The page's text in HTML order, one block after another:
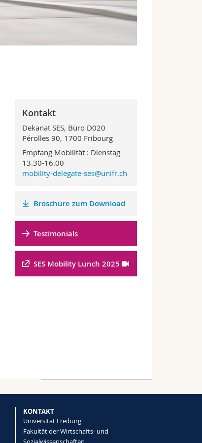
Kontakt
Dekanat SES, Büro D020
Pérolles 90, 1700 Fribourg
Empfang Mobilität : Dienstag
13.30-16.00
mobility-delegate-ses@unifr.ch
Broschüre zum Download
Testimonials
SES Mobility Lunch 2025
KONTAKT
Universität Freiburg
Fakultät der Wirtschafts- und